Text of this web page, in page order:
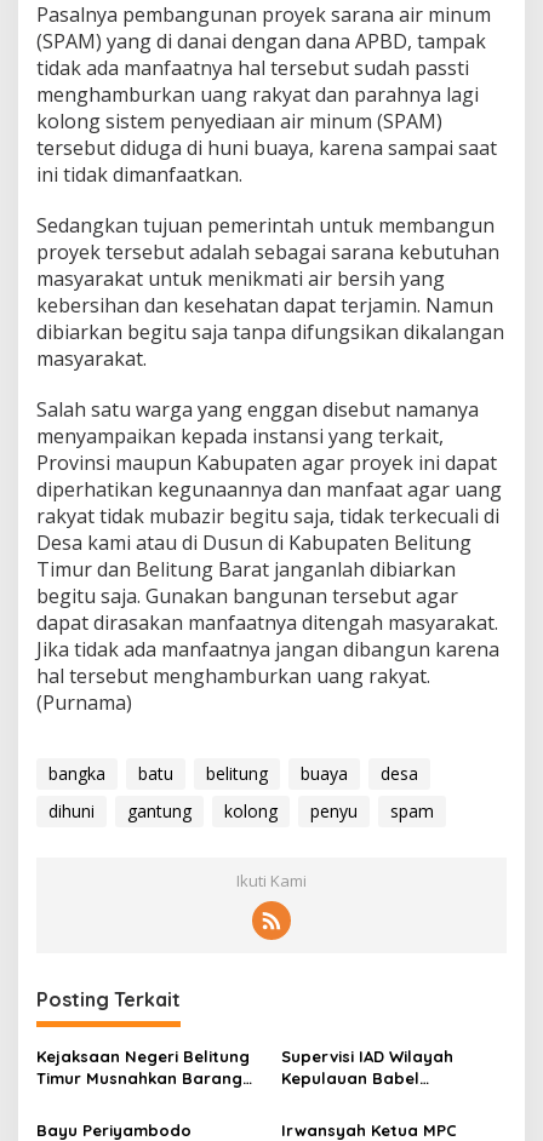
Pasalnya pembangunan proyek sarana air minum
(SPAM) yang di danai dengan dana APBD, tampak
tidak ada manfaatnya hal tersebut sudah passti
menghamburkan uang rakyat dan parahnya lagi
kolong sistem penyediaan air minum (SPAM)
tersebut diduga di huni buaya, karena sampai saat
ini tidak dimanfaatkan.
Sedangkan tujuan pemerintah untuk membangun
proyek tersebut adalah sebagai sarana kebutuhan
masyarakat untuk menikmati air bersih yang
kebersihan dan kesehatan dapat terjamin. Namun
dibiarkan begitu saja tanpa difungsikan dikalangan
masyarakat.
Salah satu warga yang enggan disebut namanya
menyampaikan kepada instansi yang terkait,
Provinsi maupun Kabupaten agar proyek ini dapat
diperhatikan kegunaannya dan manfaat agar uang
rakyat tidak mubazir begitu saja, tidak terkecuali di
Desa kami atau di Dusun di Kabupaten Belitung
Timur dan Belitung Barat janganlah dibiarkan
begitu saja. Gunakan bangunan tersebut agar
dapat dirasakan manfaatnya ditengah masyarakat.
Jika tidak ada manfaatnya jangan dibangun karena
hal tersebut menghamburkan uang rakyat.
(Purnama)
bangka batu belitung buaya
desa
dihuni
gantung kolong penyu spam
Ikuti Kami
Posting Terkait
Kejaksaan Negeri Belitung
Timur Musnahkan Barang
Supervisi IAD Wilayah
Kepulauan Babel
di IAD Belitung Timur
Bayu Periyambodo
Irwansyah Ketua MPC